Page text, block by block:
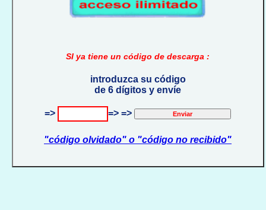
SI ya tiene un código de descarga :
introduzca su código
de 6 dígitos y envíe
=> => =>
"código olvidado" o "código no recibido"